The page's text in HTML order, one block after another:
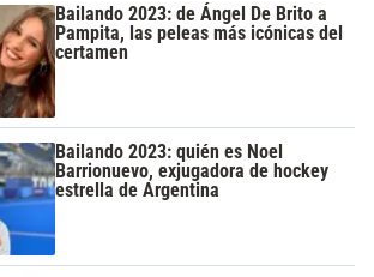
Bailando 2023: de Ángel De Brito a
Pampita, las peleas más icónicas del
certamen
Bailando 2023: quién es Noel
Barrionuevo, exjugadora de hockey
estrella de Argentina